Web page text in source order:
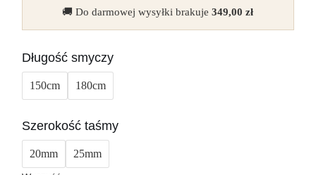
🚚 Do darmowej wysyłki brakuje349,00zł
Długość smyczy
150cm 180cm
Szerokość taśmy
20mm 25mm